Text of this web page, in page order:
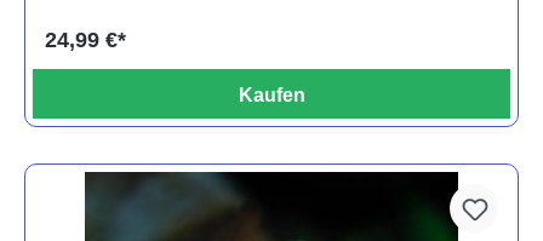
24,99 €*
Kaufen